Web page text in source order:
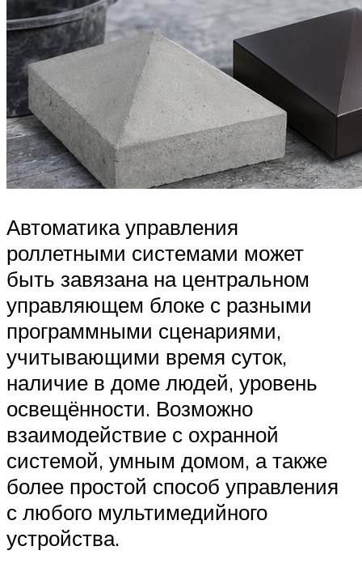
Автоматика управления
роллетными системами может
быть завязана на центральном
управляющем блоке с разными
программными сценариями,
учитывающими время суток,
наличие в доме людей, уровень
освещённости. Возможно
взаимодействие с охранной
системой, умным домом, а также
более простой способ управления
с любого мультимедийного
устройства.